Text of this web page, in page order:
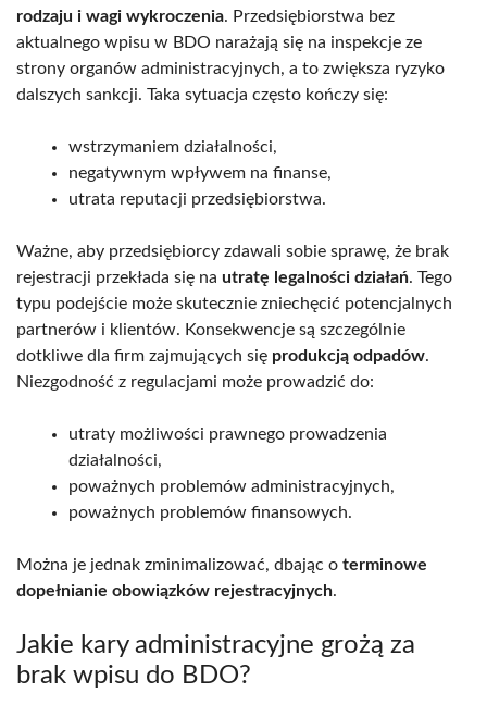
rodzaju i wagi wykroczenia. Przedsiębiorstwa bez
aktualnego wpisu w BDO narażają się na inspekcje ze
strony organów administracyjnych, a to zwiększa ryzyko
dalszych sankcji. Taka sytuacja często kończy się:
wstrzymaniem działalności,
negatywnym wpływem na finanse,
utrata reputacji przedsiębiorstwa.
Ważne, aby przedsiębiorcy zdawali sobie sprawę, że brak
rejestracji przekłada się na utratę legalności działań. Tego
typu podejście może skutecznie zniechęcić potencjalnych
partnerów i klientów. Konsekwencje są szczególnie
dotkliwe dla firm zajmujących się produkcją odpadów.
Niezgodność z regulacjami może prowadzić do:
utraty możliwości prawnego prowadzenia
działalności,
poważnych problemów administracyjnych,
poważnych problemów finansowych.
Można je jednak zminimalizować, dbając o terminowe
dopełnianie obowiązków rejestracyjnych.
Jakie kary administracyjne grożą za
brak wpisu do BDO?